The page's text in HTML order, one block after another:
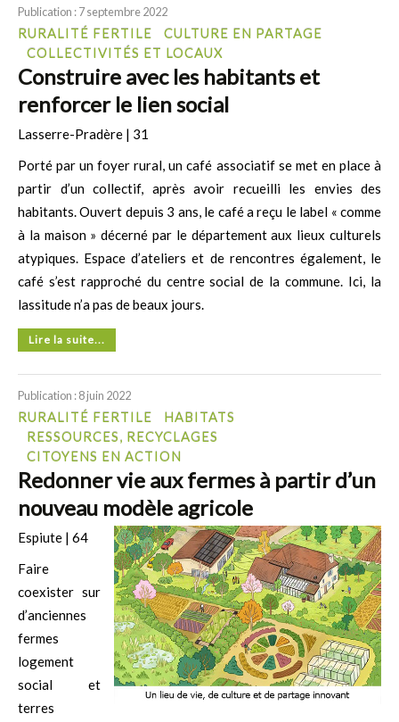
Publication : 7 septembre 2022
RURALITÉ FERTILE
CULTURE EN PARTAGE
COLLECTIVITÉS ET LOCAUX
Construire avec les habitants et
renforcer le lien social
Lasserre-Pradère | 31
Porté par un foyer rural, un café associatif se met en place à
partir d’un collectif, après avoir recueilli les envies des
habitants. Ouvert depuis 3 ans, le café a reçu le label « comme
à la maison » décerné par le département aux lieux culturels
atypiques. Espace d’ateliers et de rencontres également, le
café s’est rapproché du centre social de la commune. Ici, la
lassitude n’a pas de beaux jours.
Lire la suite...
Publication : 8 juin 2022
RURALITÉ FERTILE
HABITATS
RESSOURCES, RECYCLAGES
CITOYENS EN ACTION
Redonner vie aux fermes à partir d’un
nouveau modèle agricole
Espiute | 64
Faire
coexister sur
d’anciennes
fermes
logement
social et
terres